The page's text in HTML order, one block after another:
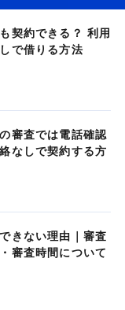
契約できる？ 利用
で借りる方法
審査では電話確認
なしで契約する方
きない理由｜審査
審査時間について